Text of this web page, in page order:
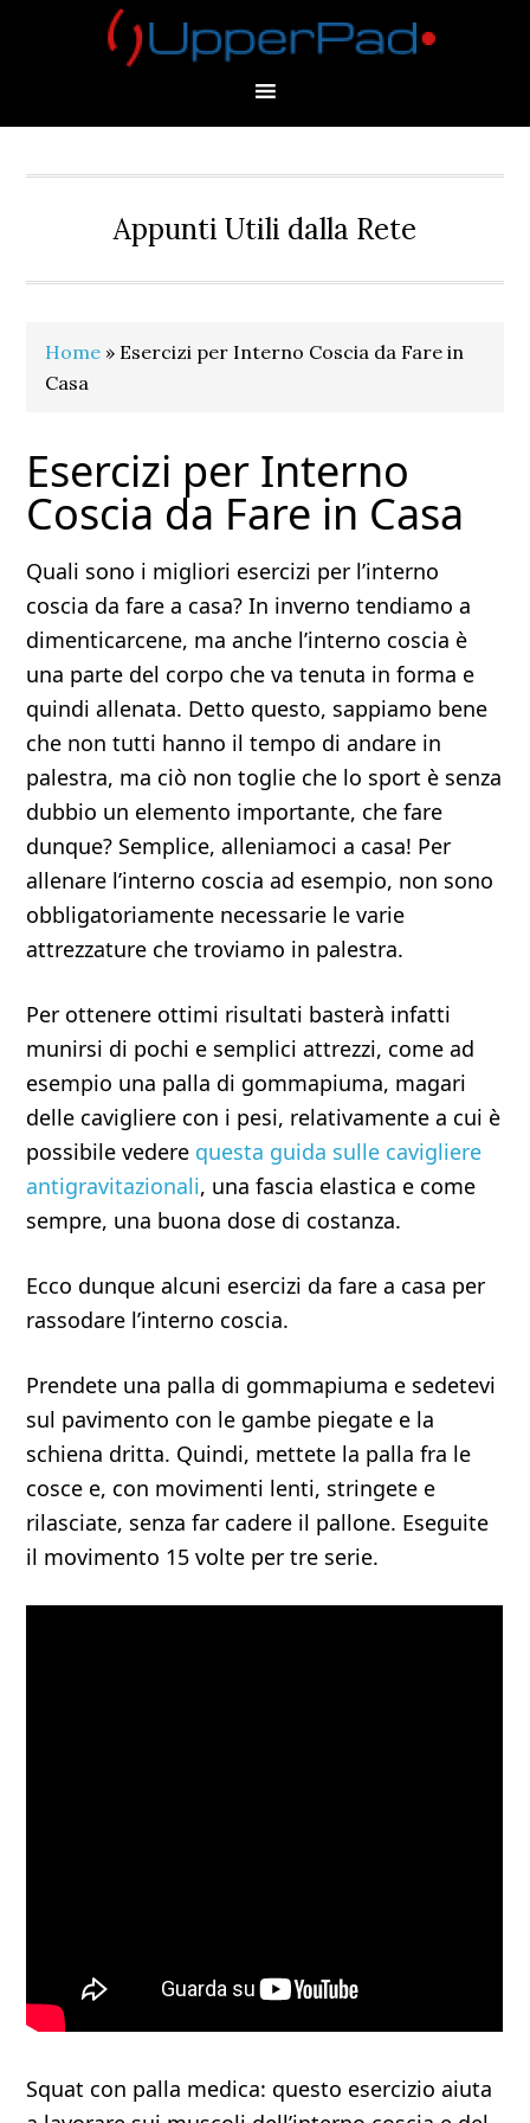
Appunti Utili dalla Rete
Home » Esercizi per Interno Coscia da Fare in
Casa
Esercizi per Interno
Coscia da Fare in Casa
Quali sono i migliori esercizi per l’interno
coscia da fare a casa? In inverno tendiamo a
dimenticarcene, ma anche l’interno coscia è
una parte del corpo che va tenuta in forma e
quindi allenata. Detto questo, sappiamo bene
che non tutti hanno il tempo di andare in
palestra, ma ciò non toglie che lo sport è senza
dubbio un elemento importante, che fare
dunque? Semplice, alleniamoci a casa! Per
allenare l’interno coscia ad esempio, non sono
obbligatoriamente necessarie le varie
attrezzature che troviamo in palestra.
Per ottenere ottimi risultati basterà infatti
munirsi di pochi e semplici attrezzi, come ad
esempio una palla di gommapiuma, magari
delle cavigliere con i pesi, relativamente a cui è
possibile vedere questa guida sulle cavigliere
antigravitazionali, una fascia elastica e come
sempre, una buona dose di costanza.
Ecco dunque alcuni esercizi da fare a casa per
rassodare l’interno coscia.
Prendete una palla di gommapiuma e sedetevi
sul pavimento con le gambe piegate e la
schiena dritta. Quindi, mettete la palla fra le
cosce e, con movimenti lenti, stringete e
rilasciate, senza far cadere il pallone. Eseguite
il movimento 15 volte per tre serie.
Squat con palla medica: questo esercizio aiuta